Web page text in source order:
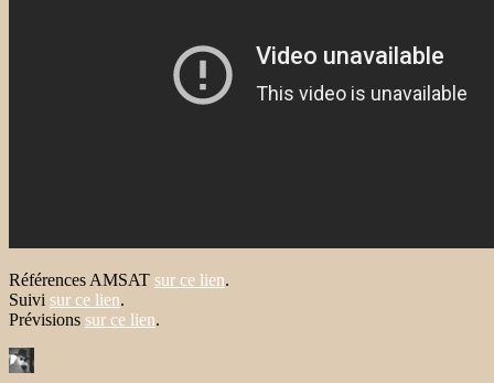
Références AMSAT sur ce lien.
Suivi sur ce lien.
Prévisions sur ce lien.